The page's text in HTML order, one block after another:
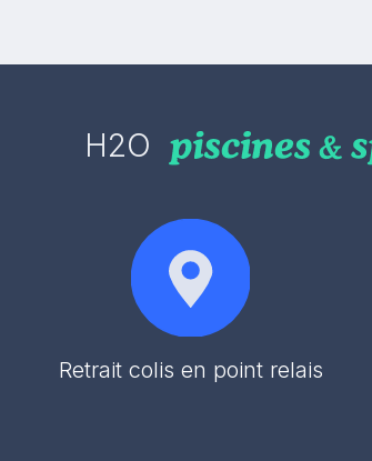
H2O
Retrait colis en point relais